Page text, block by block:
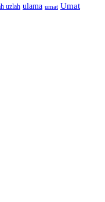
uzlah ulama umat Umat